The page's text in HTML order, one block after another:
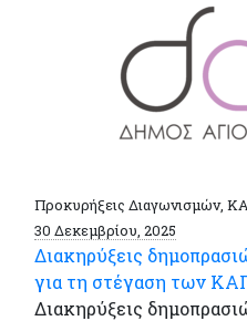
Προκυρήξεις Διαγωνισμών,
30 Δεκεμβρίου, 2025
Διακηρύξεις
για τη στέγαση των
Διακηρύξεις